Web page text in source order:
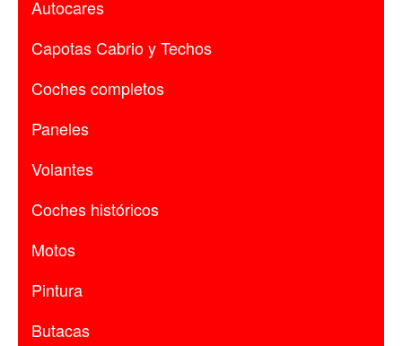
Autocares
Capotas Cabrio y Techos
Coches completos
Paneles
Volantes
Coches históricos
Motos
Pintura
Butacas